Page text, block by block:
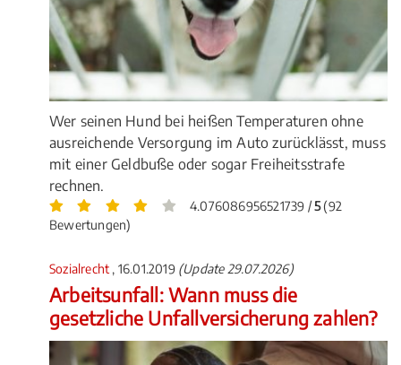
Wer seinen Hund bei heißen Temperaturen ohne
ausreichende Versorgung im Auto zurücklässt, muss
mit einer Geldbuße oder sogar Freiheitsstrafe
rechnen.
4.076086956521739 /5(92
Bewertungen)
Sozialrecht , 16.01.2019 (Update 29.07.2026)
Arbeitsunfall: Wann muss die
gesetzliche Unfallversicherung zahlen?